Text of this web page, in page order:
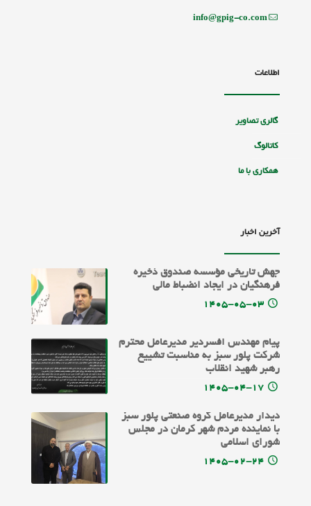
info@gpig-co.com
اطلاعات
گالری تصاویر
کاتالوگ
همکاری با ما
آخرین اخبار
جهش تاریخی مؤسسه صندوق ذخیره
فرهنگیان در ایجاد انضباط مالی
۱۴۰۵-۰۵-۰۳
پیام مهندس افسردیر مدیرعامل محترم
شرکت پلور سبز به مناسبت تشییع
رهبر شهید انقلاب
۱۴۰۵-۰۴-۱۷
دیدار مدیرعامل گروه صنعتی پلور سبز
با نماینده مردم شهر کرمان در مجلس
شورای اسلامی
۱۴۰۵-۰۲-۲۴